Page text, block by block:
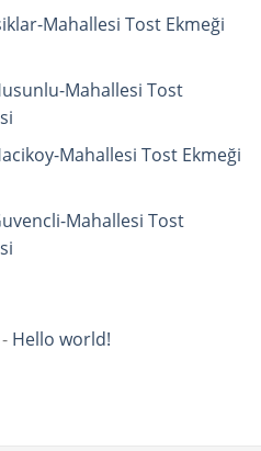
Mahallesi Tost Ekmeği
Mahallesi Tost
Mahallesi Tost Ekmeği
Mahallesi Tost
- Hello world!